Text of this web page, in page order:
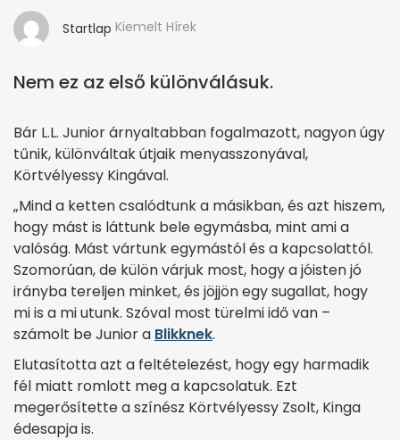
Startlap Kiemelt Hírek
Nem ez az első különválásuk.
Bár L.L. Junior árnyaltabban fogalmazott, nagyon úgy
tűnik, különváltak útjaik menyasszonyával,
Körtvélyessy Kingával.
„Mind a ketten csalódtunk a másikban, és azt hiszem,
hogy mást is láttunk bele egymásba, mint ami a
valóság. Mást vártunk egymástól és a kapcsolattól.
Szomorúan, de külön várjuk most, hogy a jóisten jó
irányba tereljen minket, és jöjjön egy sugallat, hogy
mi is a mi utunk. Szóval most türelmi idő van –
számolt be Junior a Blikknek.
Elutasította azt a feltételezést, hogy egy harmadik
fél miatt romlott meg a kapcsolatuk. Ezt
megerősítette a színész Körtvélyessy Zsolt, Kinga
édesapja is.